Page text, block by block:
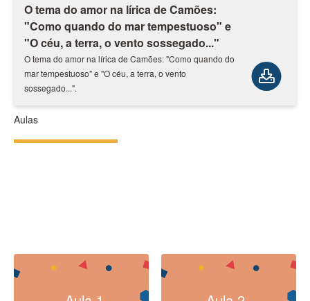
O tema do amor na lírica de Camões:
"Como quando do mar tempestuoso" e
"O céu, a terra, o vento sossegado..."
O tema do amor na lírica de Camões: "Como quando do
mar tempestuoso" e "O céu, a terra, o vento
sossegado...".
Aulas